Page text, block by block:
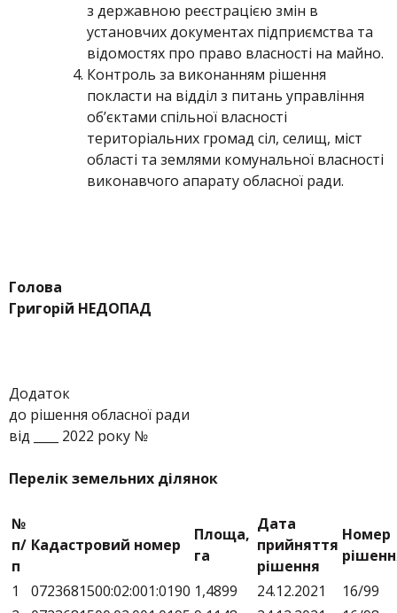
з державною реєстрацією змін в
установчих документах підприємства та
відомостях про право власності на майно.
Контроль за виконанням рішення
покласти на відділ з питань управління
об’єктами спільної власності
територіальних громад сіл, селищ, міст
області та землями комунальної власності
виконавчого апарату обласної ради.
Голова
Григорій НЕДОПАД
Додаток
до рішення обласної ради
від ____ 2022 року №
Перелік земельних ділянок
№
п/
п
Кадастровий номер
Площа,
га
Дата
прийняття
рішення
Номер
1
0723681500:02:001:0190 1,4899 24.12.2021
16/99